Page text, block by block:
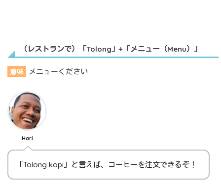
（レストランで）「Tolong」+「メニュー（Menu）」
意味 メニューください
Hari
「Tolong kopi」と言えば、コーヒーを注文できるぞ！